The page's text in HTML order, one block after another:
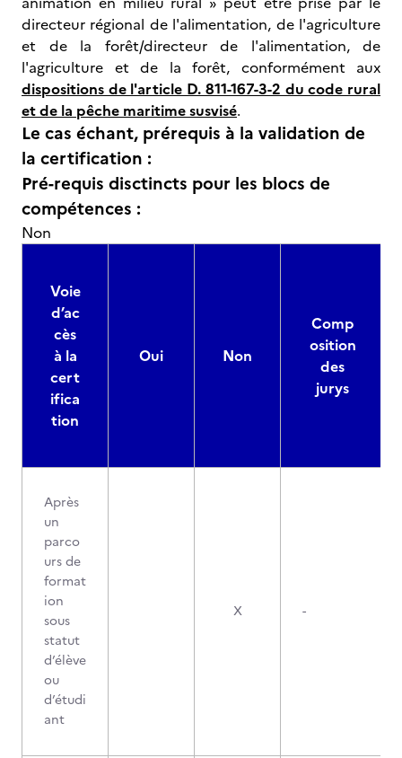
directeur régional de l'alimentation, de l'agriculture
et de la forêt/directeur de l'alimentation, de
l'agriculture et de la forêt, conformément aux
dispositions de l'article D. 811-167-3-2 du code rural
et de la pêche maritime susvisé.
Le cas échant, prérequis à la validation de
la certification :
Pré-requis disctincts pour les blocs de
compétences :
Non
Voie
d’ac
cès
à la
cert
ifica
tion
Oui Non
Comp
osition
des
jurys
Après
un
parco
urs de
format
ion
sous
statut
d’élève
ou
d’étudi
ant
X -